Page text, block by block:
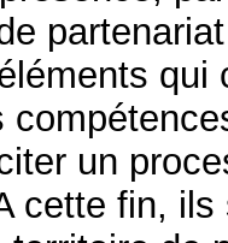
qui
un
cette fin, ils